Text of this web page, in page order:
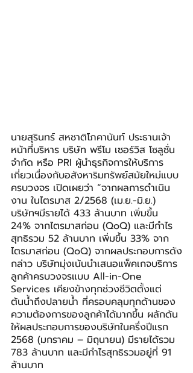
นายสุรินทร์ สหชาติโภคานันท์ ประธานเจ้า
หน้าที่บริหาร บริษัท พรีโม เซอร์วิส โซลูชั่น
จำกัด หรือ PRI ผู้นำธุรกิจการให้บริการ
เกี่ยวเนื่องกับอสังหาริมทรัพย์สมัยใหม่แบบ
ครบวงจร เปิดเผยว่า “จากผลการดำเนิน
งาน ในไตรมาส 2/2568 (เม.ย.-มิ.ย.)
บริษัทฯมีรายได้ 433 ล้านบาท เพิ่มขึ้น
24% จากไตรมาสก่อน (QoQ) และมีกำไร
สุทธิรวม 52 ล้านบาท เพิ่มขึ้น 33% จาก
ไตรมาสก่อน (QoQ) จากผลประกอบการดัง
กล่าว บริษัทมุ่งเน้นนำเสนอแพ็คเกจบริการ
ลูกค้าครบวงจรแบบ All-in-One
Services เคียงข้างทุกช่วงชีวิตตั้งแต่
ต้นน้ำถึงปลายน้ำ ที่ครอบคลุมทุกด้านของ
ความต้องการของลูกค้าได้มากขึ้น ผลักดัน
ให้ผลประกอบการของบริษัทในครึ่งปีแรก
2568 (มกราคม – มิถุนายน) มีรายได้รวม
783 ล้านบาท และมีกำไรสุทธิรวมอยู่ที่ 91
ล้านบาท